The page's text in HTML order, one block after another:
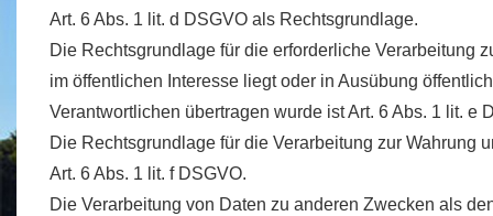
Art. 6 Abs. 1 lit. d DSGVO als Rechtsgrundlage.
Die Rechtsgrundlage für die erforderliche Verarbeitung
im öffentlichen Interesse liegt oder in Ausübung
Verantwortlichen übertragen wurde ist Art. 6 Abs. 1 lit. e
Die Rechtsgrundlage für die Verarbeitung zur Wahrung
Art. 6 Abs. 1 lit. f DSGVO.
Die Verarbeitung von Daten zu anderen Zwecken als